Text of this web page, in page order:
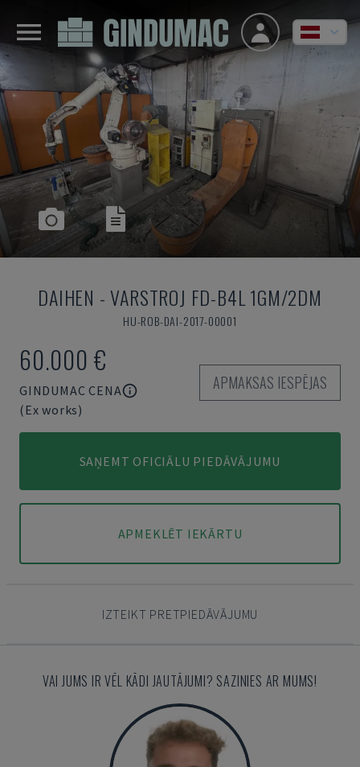
DAIHEN -VARSTROJ FD-B4L 1GM/2DM
HU-ROB-DAI-2017-00001
60.000 €
GINDUMAC CENA
(Ex works)
APMAKSAS IESPĒJAS
SAŅEMT OFICIĀLU PIEDĀVĀJUMU
APMEKLĒT IEKĀRTU
IZTEIKT PRETPIEDĀVĀJUMU
VAI JUMS IR VĒL KĀDI JAUTĀJUMI? SAZINIES AR MUMS!